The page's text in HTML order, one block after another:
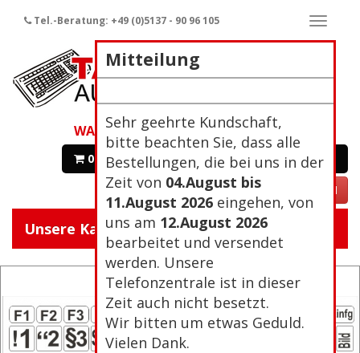
Mitteilung
Sehr geehrte Kundschaft,
bitte beachten Sie, dass alle
Bestellungen, die bei uns in der
Zeit von 04.August bis
11.August 2026 eingehen, von
uns am 12.August 2026
bearbeitet und versendet
werden. Unsere
Telefonzentrale ist in dieser
Zeit auch nicht besetzt.
Wir bitten um etwas Geduld.
Vielen Dank.
ein-/
Tel.-Beratung: +49 (0)5137 - 90 96 105
WARENKORB
0 Artikel 0,00€ Zur Kasse
VERTRAG WIDERRUFEN
ein/
Unsere Kategorien: